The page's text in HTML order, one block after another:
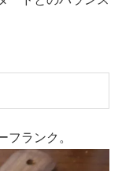
ランク。